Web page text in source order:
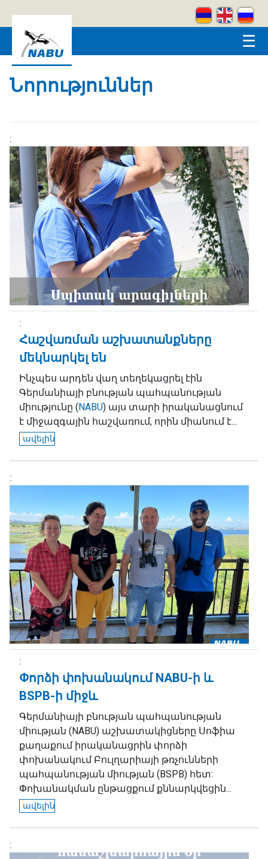
☰
Նորություններ
Հաշվառման աշխատանքները
մեկնարկել են
Ինչպես արդեն վաղ տեղեկացրել էին
Գերմանիայի բնության պահպանության
միությունը (NABU) այս տարի իրականացնում
է միջազգային հաշվառում, որին միանում է...
ավելին
Փորձի փոխանակում NABU-ի և
BSPB-ի միջև
Գերմանիայի բնության պահպանության
միության (NABU) աշխատակիցները Սոֆիա
քաղաքում իրականացրին փորձի
փոխանակում Բուլղարիայի թռչունների
պահպանության միության (BSPB) հետ:
Փոխանակման ընթացքում քննարկվեցին...
ավելին